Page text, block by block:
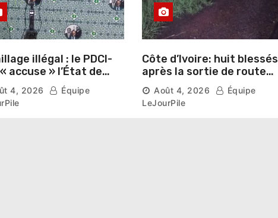
illégal : le PDCI-
prospérer un «
national »
4, 2026
Équipe
Côte d’Ivoire: huit blessés
après la sortie de route
d’un car près de
Ferkessédougou
Août 4, 2026
Équipe
LeJourPile